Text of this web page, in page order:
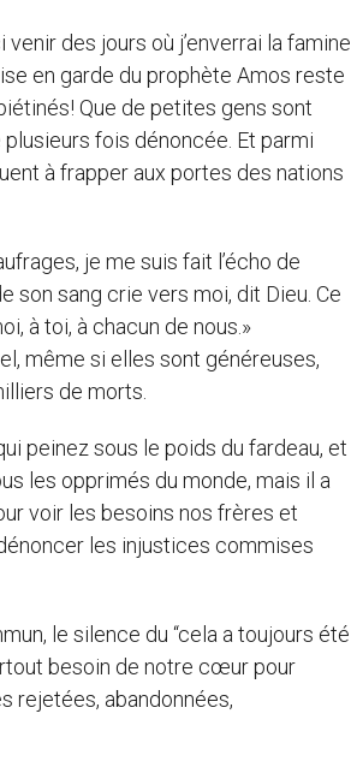
des jours où j’enverrai la famine
en garde du prophète Amos reste
Que de petites gens sont
fois dénoncée. Et parmi
à frapper aux portes des nations
je me suis fait l’écho de
son sang crie vers moi, dit Dieu. Ce
à toi, à chacun de nous.»
même si elles sont généreuses,
de morts.
peinez sous le poids du fardeau, et
les opprimés du monde, mais il a
voir les besoins nos frères et
les injustices commises
le silence du “cela a toujours été
besoin de notre cœur pour
rejetées, abandonnées,